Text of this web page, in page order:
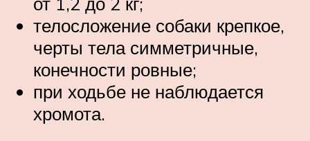
телосложение собаки крепкое,
черты тела симметричные,
конечности ровные;
при ходьбе не наблюдается
хромота.